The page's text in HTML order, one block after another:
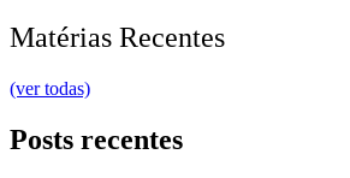
Matérias Recentes
(ver todas)
Posts recentes